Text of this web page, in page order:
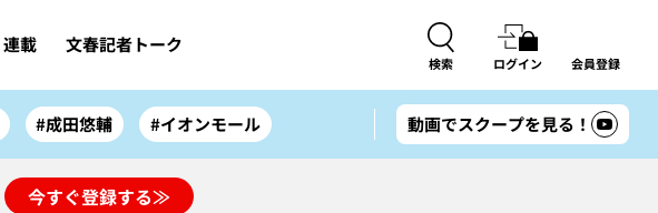
連載 文春記者トーク
検索 ログイン 会員登録
#成田悠輔 #イオンモール 動画でスクープを見る！
今すぐ登録する≫